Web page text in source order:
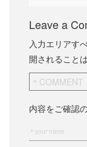
Leave a
入力エリアす
開されること
内容をご確認